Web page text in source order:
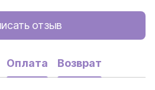
отзыв
Оплата Возврат